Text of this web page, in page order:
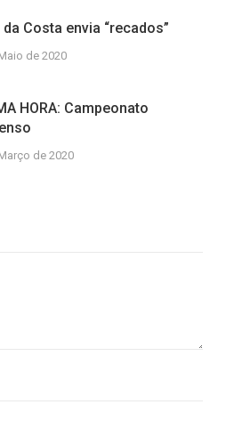
da Costa envia “recados”
de 2020
HORA: Campeonato
de 2020